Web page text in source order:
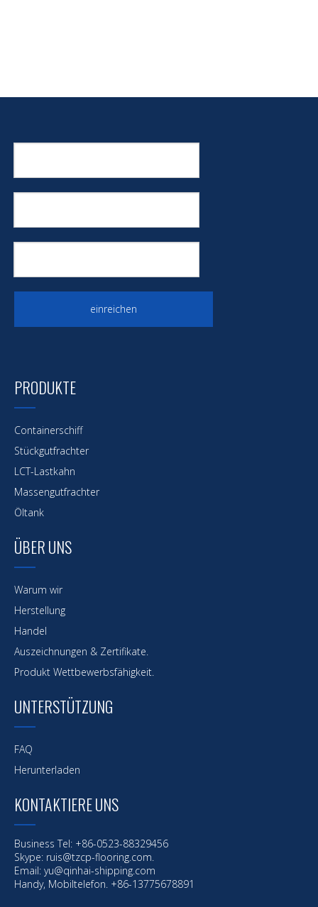
einreichen
PRODUKTE
Containerschiff
Stückgutfrachter
LCT-Lastkahn
Massengutfrachter
Öltank
ÜBER UNS
Warum wir
Herstellung
Handel
Auszeichnungen & Zertifikate.
Produkt Wettbewerbsfähigkeit.
UNTERSTÜTZUNG
FAQ
Herunterladen
KONTAKTIERE UNS
Business Tel: +86-0523-88329456
Skype: ruis@tzcp-flooring.com.
Email: yu@qinhai-shipping.com
Handy, Mobiltelefon. +86-13775678891